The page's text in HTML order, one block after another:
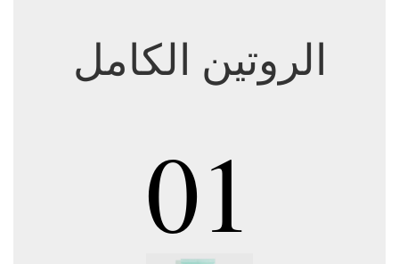
الروتين الكامل
01